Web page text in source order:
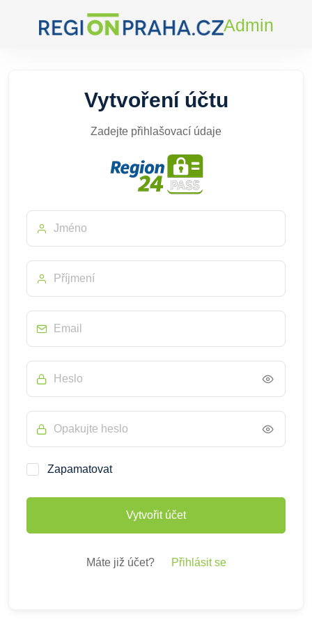
Admin
Vytvoření účtu
Zadejte přihlašovací údaje
Zapamatovat
Vytvořit účet
Máte již účet? Přihlásit se